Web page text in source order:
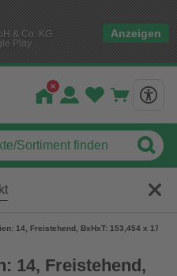
& Co. KG
Play
Anzeigen
14, Freistehend, BxHxT: 153,454 x 170,0
14, Freistehend,